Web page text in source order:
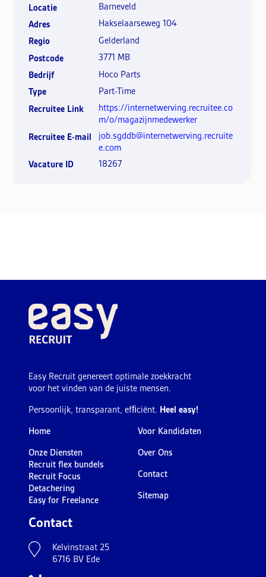
Locatie
Barneveld
Adres
Hakselaarseweg 104
Regio
Gelderland
Postcode
3771 MB
Bedrijf
Hoco Parts
Type
Part-Time
Recruitee Link
https://internetwerving.recruitee.co
m/o/magazijnmedewerker
Recruitee E-mail
job.sgddb@internetwerving.recruite
e.com
Vacature ID
18267
Easy Recruit genereert optimale zoekkracht
voor het vinden van de juiste mensen.
Persoonlijk, transparant, efﬁciënt. Heel easy!
Home
Onze Diensten
Recruit flex bundels
Recruit Focus
Detachering
Easy for Freelance
Voor Kandidaten
Over Ons
Contact
Sitemap
Contact
Kelvinstraat 25
6716 BV Ede